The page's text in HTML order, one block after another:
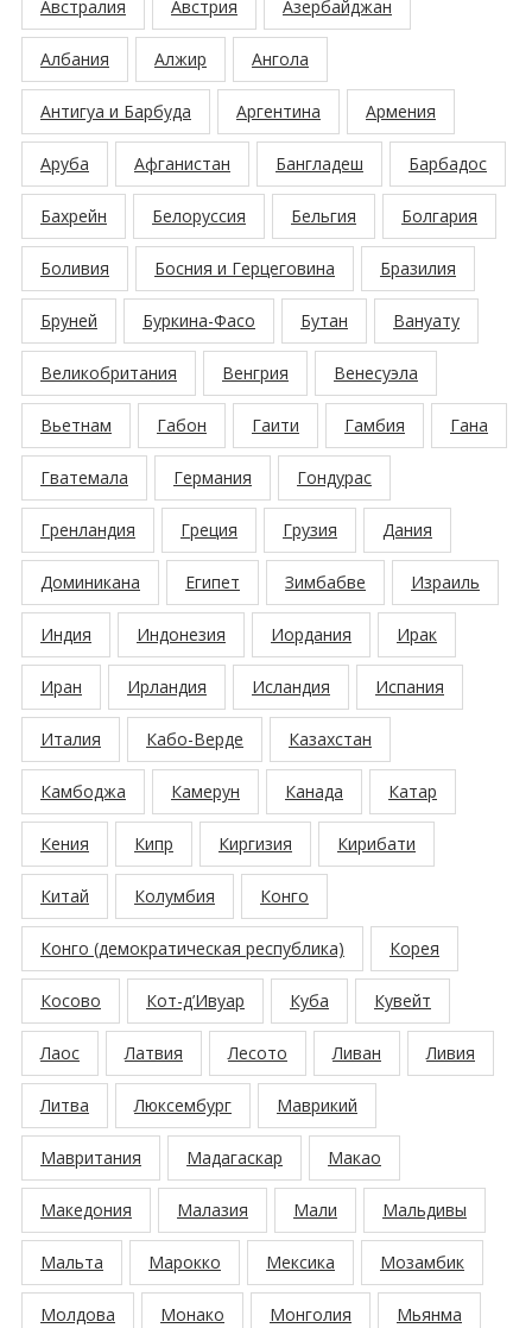
Австралия Австрия Азербайджан
Албания Алжир Ангола
Антигуа и Барбуда Аргентина Армения
Аруба Афганистан Бангладеш Барбадос
Бахрейн Белоруссия Бельгия Болгария
Боливия Босния и Герцеговина Бразилия
Бруней Буркина-Фасо Бутан Вануату
Великобритания Венгрия Венесуэла
Вьетнам Габон Гаити Гамбия Гана
Гватемала Германия Гондурас
Гренландия Греция Грузия Дания
Доминикана Египет Зимбабве Израиль
Индия Индонезия Иордания Ирак
Иран Ирландия Исландия Испания
Италия Кабо-Верде Казахстан
Камбоджа Камерун Канада Катар
Кения Кипр Киргизия Кирибати
Китай Колумбия Конго
Конго (демократическая республика) Корея
Косово Кот-д’Ивуар Куба Кувейт
Лаос Латвия Лесото Ливан Ливия
Литва Люксембург Маврикий
Мавритания Мадагаскар Макао
Македония Малазия Мали Мальдивы
Мальта Марокко Мексика Мозамбик
Молдова Монако Монголия Мьянма